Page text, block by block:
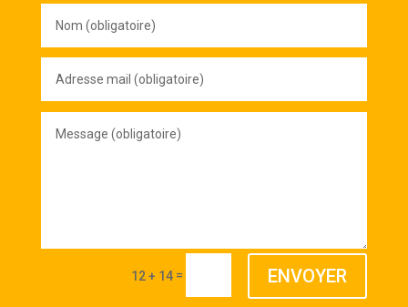
(obligatoire)
mail
(obligatoire)
12 + 14 = ENVOYER